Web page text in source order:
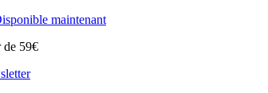
maintenant
de 59€